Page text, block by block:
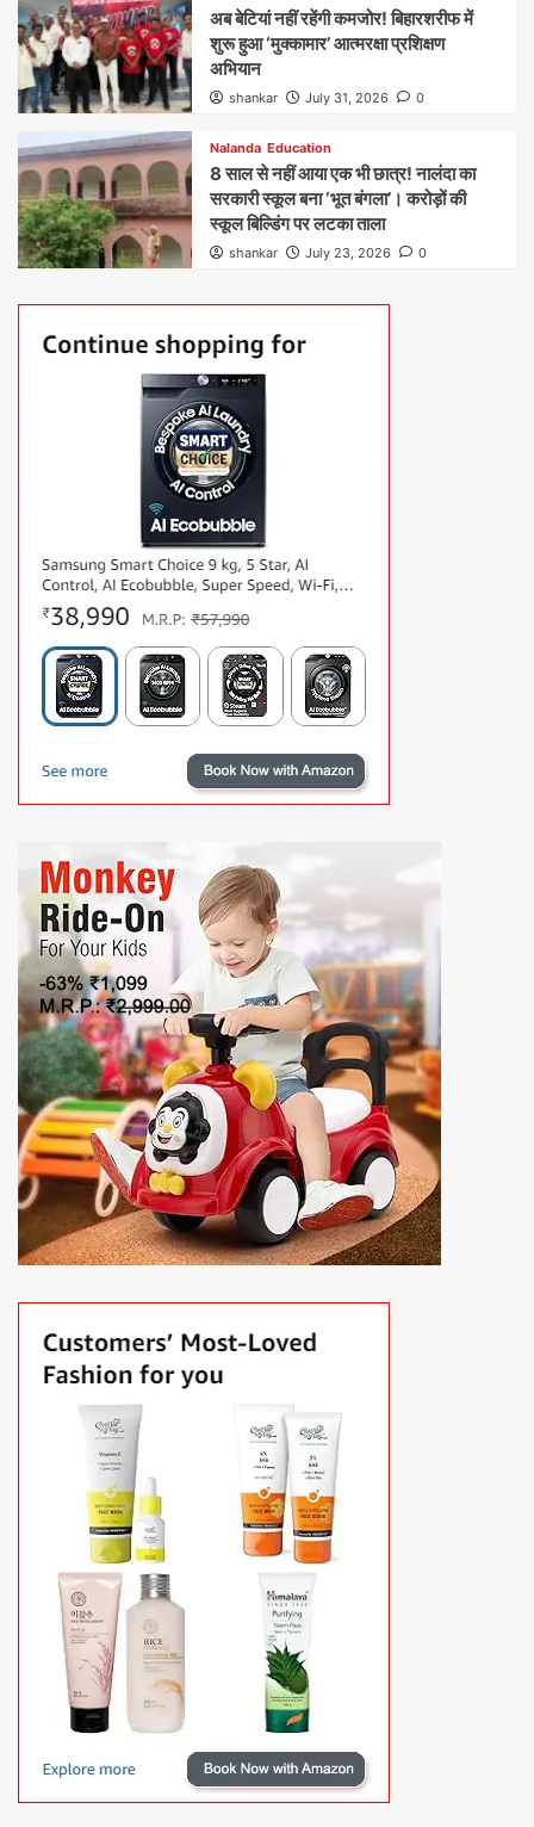
अब बेटियां नहीं रहेंगी कमजोर! बिहारशरीफ में
शुरू हुआ ‘मुक्कामार’ आत्मरक्षा प्रशिक्षण
अभियान
shankar July 31, 2026 0
Nalanda Education
8 साल से नहीं आया एक भी छात्र! नालंदा का
सरकारी स्कूल बना ‘भूत बंगला’। करोड़ों की
स्कूल बिल्डिंग पर लटका ताला
shankar July 23, 2026 0